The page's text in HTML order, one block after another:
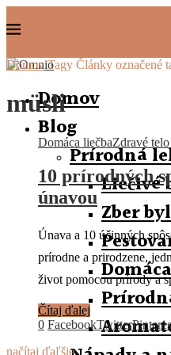
Domov
Blog
Prírodná
Liečivé
Zber
Domov Tagy Články označené
müsli
Domáca liečbaZdravé telo
10 prírodných
únavou
Únava a 10 účinných
prírodne a prirodzene,
život pomocou prírody a
Čítaj ďalej
0 FacebookTwitter
načítaj ďaľšie